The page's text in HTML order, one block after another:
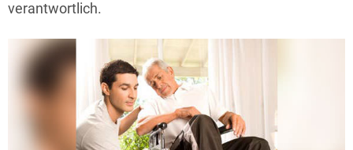
verantwortlich.